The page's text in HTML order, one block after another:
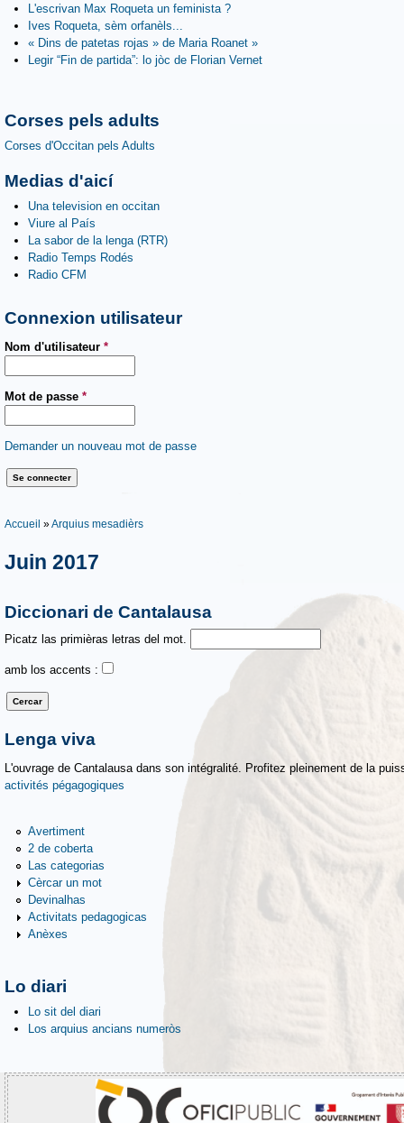
L'escrivan Max Roqueta un feminista ?
Ives Roqueta, sèm orfanèls...
« Dins de patetas rojas » de Maria Roanet »
Legir “Fin de partida”: lo jòc de Florian Vernet
Corses pels adults
Corses d'Occitan pels Adults
Medias d'aicí
Una television en occitan
Viure al País
La sabor de la lenga (RTR)
Radio Temps Rodés
Radio CFM
Connexion utilisateur
Nom d'utilisateur *
Mot de passe *
Demander un nouveau mot de passe
Vous êtes ici
Accueil »Arquius mesadièrs
Juin 2017
Diccionari de Cantalausa
Picatz las primièras letras del mot.
amb los accents :
Lenga viva
L'ouvrage de Cantalausa dans son intégralité. Profitez pleinement de la
activités pégagogiques
Avertiment
2 de coberta
Las categorias
Cèrcar un mot
Devinalhas
Activitats pedagogicas
Anèxes
Lo diari
Lo sit del diari
Los arquius ancians numeròs